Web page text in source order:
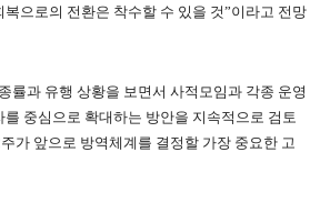
으로의 전환은 착수할 수 있을 것”이라고 전망
률과 유행 상황을 보면서 사적모임과 각종 운영
중심으로 확대하는 방안을 지속적으로 검토
가 앞으로 방역체계를 결정할 가장 중요한 고